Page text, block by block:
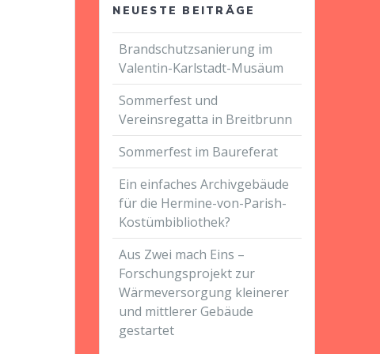
NEUESTE BEITRÄGE
Brandschutzsanierung im
Valentin-Karlstadt-Musäum
Sommerfest und
Vereinsregatta in Breitbrunn
Sommerfest im Baureferat
Ein einfaches Archivgebäude
für die Hermine-von-Parish-
Kostümbibliothek?
Aus Zwei mach Eins –
Forschungsprojekt zur
Wärmeversorgung kleinerer
und mittlerer Gebäude
gestartet